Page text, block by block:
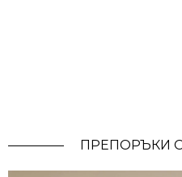
ПРЕПОРЪКИ